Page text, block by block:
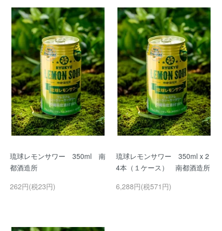
琉球レモンサワー 350ml 南
都酒造所
262円(税23円)
琉球レモンサワー 350ml x 2
4本（１ケース） 南都酒造所
6,288円(税571円)